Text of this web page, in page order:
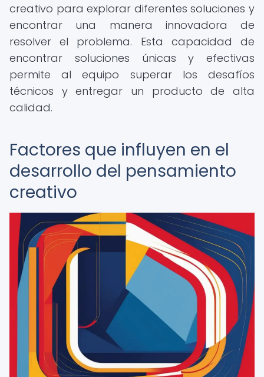
creativo para explorar diferentes soluciones y
encontrar una manera innovadora de
resolver el problema. Esta capacidad de
encontrar soluciones únicas y efectivas
permite al equipo superar los desafíos
técnicos y entregar un producto de alta
calidad.
Factores que influyen en el
desarrollo del pensamiento
creativo